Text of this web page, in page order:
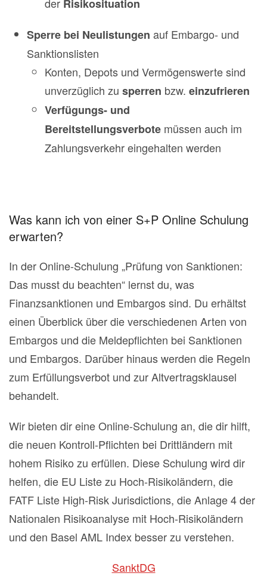
Risikosituation
Sperre bei Neulistungen auf Embargo- und
Sanktionslisten
Konten, Depots und Vermögenswerte sind
unverzüglich zu sperren bzw. einzufrieren
Verfügungs- und
Bereitstellungsverbote müssen auch im
Zahlungsverkehr eingehalten werden
Was kann ich von einer S+P Online Schulung
erwarten?
In der Online-Schulung „Prüfung von Sanktionen:
Das musst du beachten“ lernst du, was
Finanzsanktionen und Embargos sind. Du erhältst
einen Überblick über die verschiedenen Arten von
Embargos und die Meldepflichten bei Sanktionen
und Embargos. Darüber hinaus werden die Regeln
zum Erfüllungsverbot und zur Altvertragsklausel
behandelt.
Wir bieten dir eine Online-Schulung an, die dir hilft,
die neuen Kontroll-Pflichten bei Drittländern mit
hohem Risiko zu erfüllen. Diese Schulung wird dir
helfen, die EU Liste zu Hoch-Risikoländern, die
FATF Liste High-Risk Jurisdictions, die Anlage 4 der
Nationalen Risikoanalyse mit Hoch-Risikoländern
und den Basel AML Index besser zu verstehen.
SanktDG